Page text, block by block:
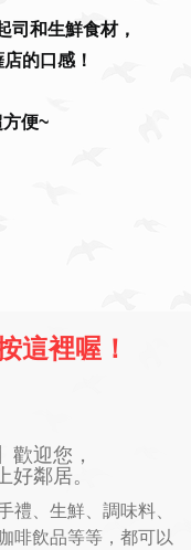
司和生鮮食材，
的口感！
便~
這裡喔！
歡迎您，
鄰居。
禮、生鮮、調味料、
啡飲品等等，都可以